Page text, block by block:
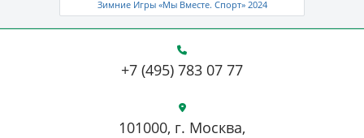
Зимние Игры «Мы Вместе. Спорт» 2024
+7 (495) 783 07 77
101000, г. Москва,